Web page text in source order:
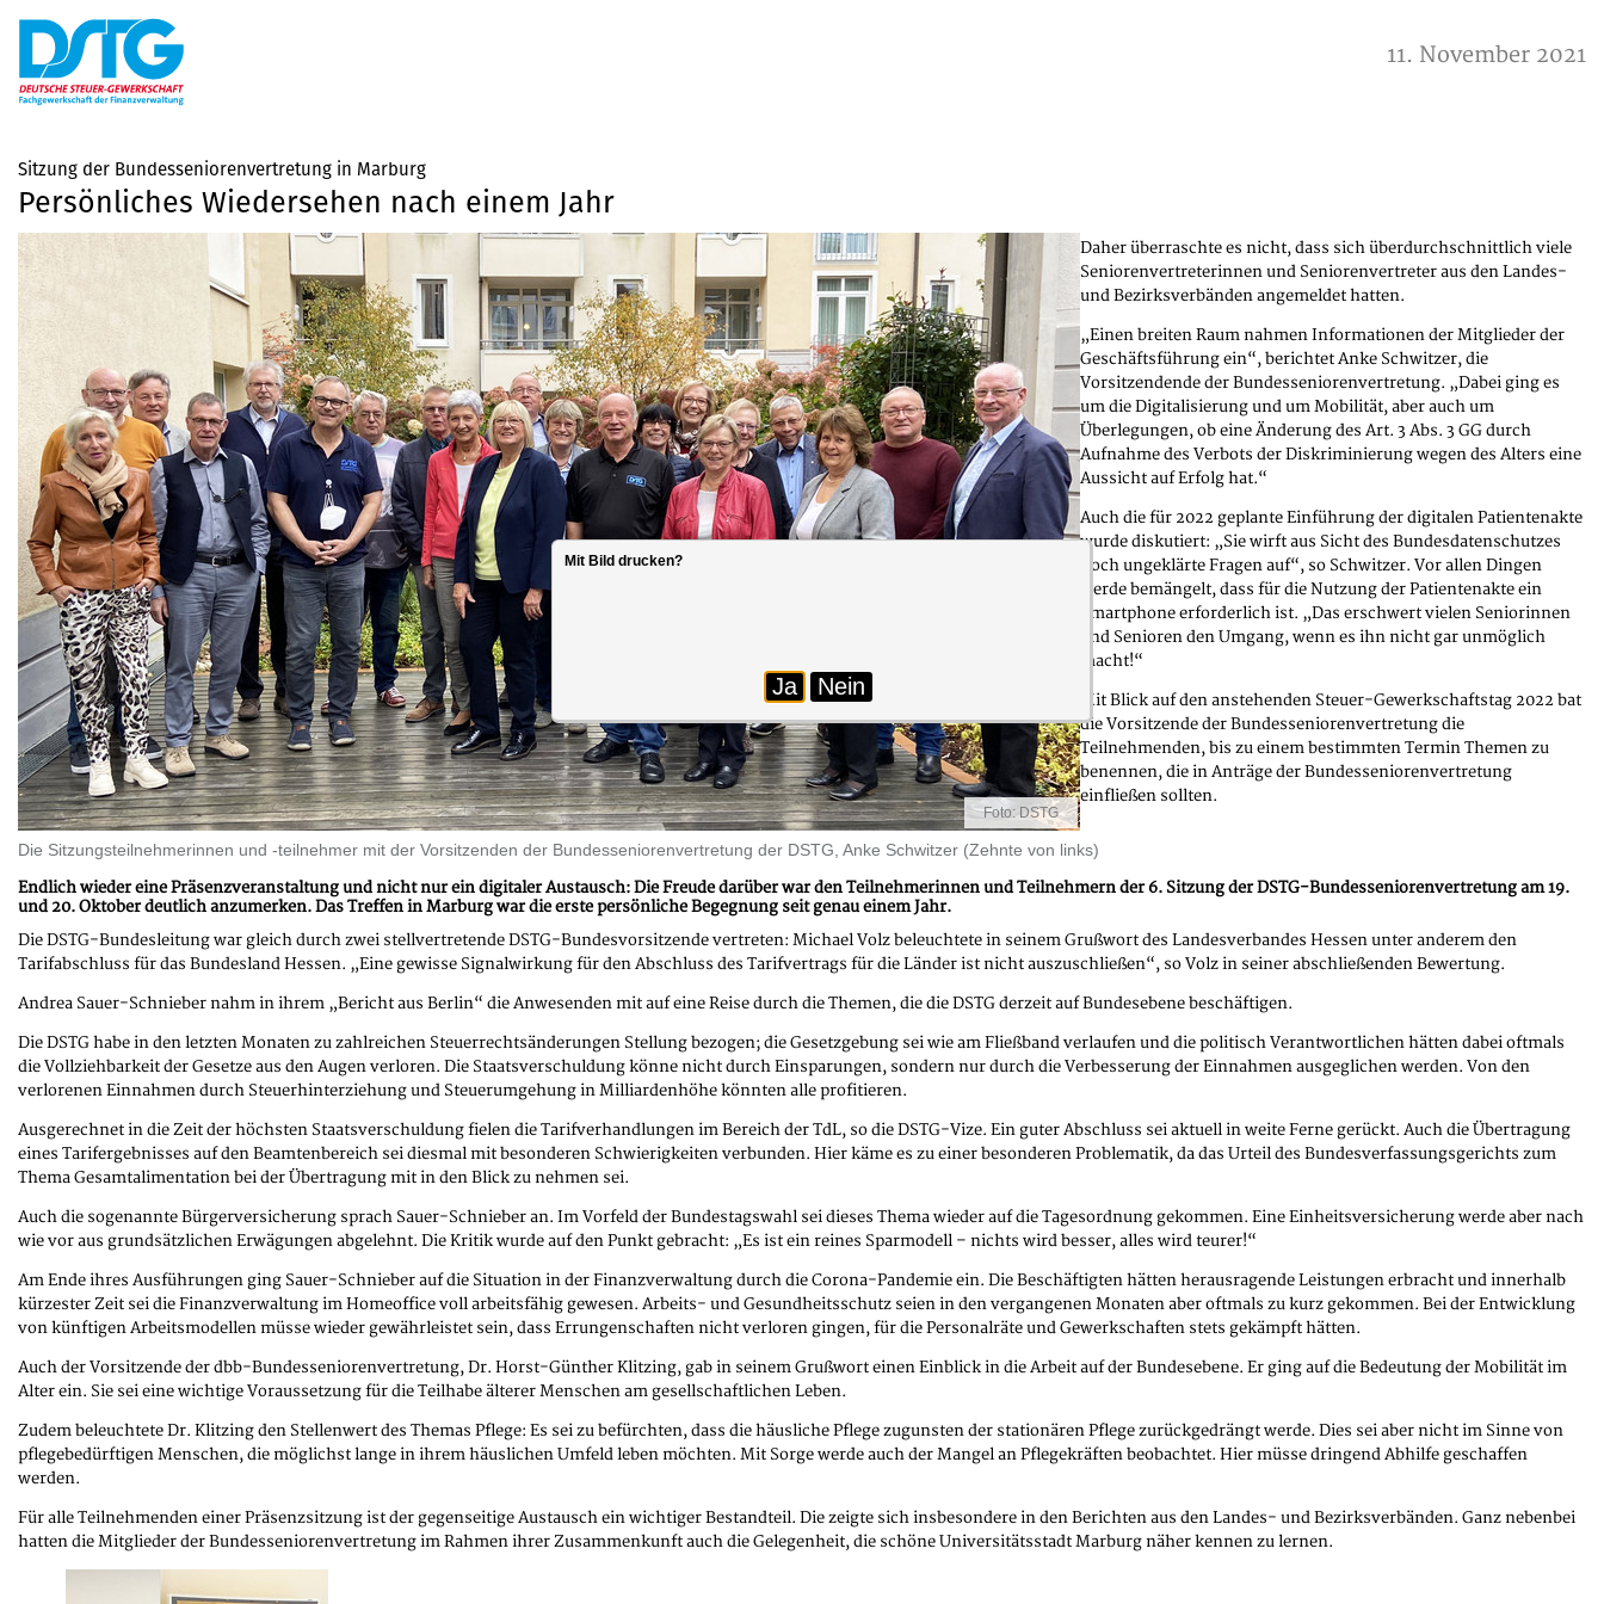
11. November 2021
Sitzung der Bundesseniorenvertretung in Marburg
Persönliches Wiedersehen nach einem Jahr
Foto: DSTG
Die Sitzungsteilnehmerinnen und -teilnehmer mit der Vorsitzenden der Bundesseniorenvertretung der DSTG, Anke Schwitzer (Zehnte von links)
Endlich wieder eine Präsenzveranstaltung und nicht nur ein digitaler Austausch: Die Freude darüber war den Teilnehmerinnen und Teilnehmern der 6. Sitzung der DSTG-Bundesseniorenvertretung am 19.
und 20. Oktober deutlich anzumerken. Das Treffen in Marburg war die erste persönliche Begegnung seit genau einem Jahr.
Daher überraschte es nicht, dass sich überdurchschnittlich viele
Seniorenvertreterinnen und Seniorenvertreter aus den Landes-
und Bezirksverbänden angemeldet hatten.
„Einen breiten Raum nahmen Informationen der Mitglieder der
Geschäftsführung ein“, berichtet Anke Schwitzer, die
Vorsitzendende der Bundesseniorenvertretung. „Dabei ging es
um die Digitalisierung und um Mobilität, aber auch um
Überlegungen, ob eine Änderung des Art. 3 Abs. 3 GG durch
Aufnahme des Verbots der Diskriminierung wegen des Alters eine
Aussicht auf Erfolg hat.“
Auch die für 2022 geplante Einführung der digitalen Patientenakte
wurde diskutiert: „Sie wirft aus Sicht des Bundesdatenschutzes
noch ungeklärte Fragen auf“, so Schwitzer. Vor allen Dingen
werde bemängelt, dass für die Nutzung der Patientenakte ein
Smartphone erforderlich ist. „Das erschwert vielen Seniorinnen
und Senioren den Umgang, wenn es ihn nicht gar unmöglich
macht!“
Mit Blick auf den anstehenden Steuer-Gewerkschaftstag 2022 bat
die Vorsitzende der Bundesseniorenvertretung die
Teilnehmenden, bis zu einem bestimmten Termin Themen zu
benennen, die in Anträge der Bundesseniorenvertretung
einfließen sollten.
Die DSTG-Bundesleitung war gleich durch zwei stellvertretende DSTG-Bundesvorsitzende vertreten: Michael Volz beleuchtete in seinem Grußwort des Landesverbandes Hessen unter anderem den
Tarifabschluss für das Bundesland Hessen. „Eine gewisse Signalwirkung für den Abschluss des Tarifvertrags für die Länder ist nicht auszuschließen“, so Volz in seiner abschließenden Bewertung.
Andrea Sauer-Schnieber nahm in ihrem „Bericht aus Berlin“ die Anwesenden mit auf eine Reise durch die Themen, die die DSTG derzeit auf Bundesebene beschäftigen.
Die DSTG habe in den letzten Monaten zu zahlreichen Steuerrechtsänderungen Stellung bezogen; die Gesetzgebung sei wie am Fließband verlaufen und die politisch Verantwortlichen hätten dabei oftmals
die Vollziehbarkeit der Gesetze aus den Augen verloren. Die Staatsverschuldung könne nicht durch Einsparungen, sondern nur durch die Verbesserung der Einnahmen ausgeglichen werden. Von den
verlorenen Einnahmen durch Steuerhinterziehung und Steuerumgehung in Milliardenhöhe könnten alle profitieren.
Ausgerechnet in die Zeit der höchsten Staatsverschuldung fielen die Tarifverhandlungen im Bereich der TdL, so die DSTG-Vize. Ein guter Abschluss sei aktuell in weite Ferne gerückt. Auch die Übertragung
eines Tarifergebnisses auf den Beamtenbereich sei diesmal mit besonderen Schwierigkeiten verbunden. Hier käme es zu einer besonderen Problematik, da das Urteil des Bundesverfassungsgerichts zum
Thema Gesamtalimentation bei der Übertragung mit in den Blick zu nehmen sei.
Auch die sogenannte Bürgerversicherung sprach Sauer-Schnieber an. Im Vorfeld der Bundestagswahl sei dieses Thema wieder auf die Tagesordnung gekommen. Eine Einheitsversicherung werde aber nach
wie vor aus grundsätzlichen Erwägungen abgelehnt. Die Kritik wurde auf den Punkt gebracht: „Es ist ein reines Sparmodell – nichts wird besser, alles wird teurer!“
Am Ende ihres Ausführungen ging Sauer-Schnieber auf die Situation in der Finanzverwaltung durch die Corona-Pandemie ein. Die Beschäftigten hätten herausragende Leistungen erbracht und innerhalb
kürzester Zeit sei die Finanzverwaltung im Homeoffice voll arbeitsfähig gewesen. Arbeits- und Gesundheitsschutz seien in den vergangenen Monaten aber oftmals zu kurz gekommen. Bei der Entwicklung
von künftigen Arbeitsmodellen müsse wieder gewährleistet sein, dass Errungenschaften nicht verloren gingen, für die Personalräte und Gewerkschaften stets gekämpft hätten.
Auch der Vorsitzende der dbb-Bundesseniorenvertretung, Dr. Horst-Günther Klitzing, gab in seinem Grußwort einen Einblick in die Arbeit auf der Bundesebene. Er ging auf die Bedeutung der Mobilität im
Alter ein. Sie sei eine wichtige Voraussetzung für die Teilhabe älterer Menschen am gesellschaftlichen Leben.
Zudem beleuchtete Dr. Klitzing den Stellenwert des Themas Pflege: Es sei zu befürchten, dass die häusliche Pflege zugunsten der stationären Pflege zurückgedrängt werde. Dies sei aber nicht im Sinne von
pflegebedürftigen Menschen, die möglichst lange in ihrem häuslichen Umfeld leben möchten. Mit Sorge werde auch der Mangel an Pflegekräften beobachtet. Hier müsse dringend Abhilfe geschaffen
werden.
Für alle Teilnehmenden einer Präsenzsitzung ist der gegenseitige Austausch ein wichtiger Bestandteil. Die zeigte sich insbesondere in den Berichten aus den Landes- und Bezirksverbänden. Ganz nebenbei
hatten die Mitglieder der Bundesseniorenvertretung im Rahmen ihrer Zusammenkunft auch die Gelegenheit, die schöne Universitätsstadt Marburg näher kennen zu lernen.
Mit Bild drucken?
Ja Nein